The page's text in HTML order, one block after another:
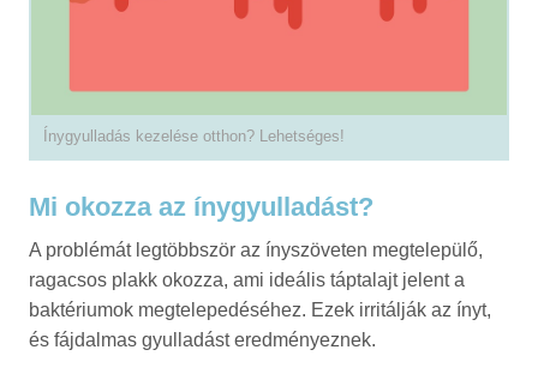
Ínygyulladás kezelése otthon? Lehetséges!
Mi okozza az ínygyulladást?
A problémát legtöbbször az ínyszöveten megtelepülő,
ragacsos plakk okozza, ami ideális táptalajt jelent a
baktériumok megtelepedéséhez. Ezek irritálják az ínyt,
és fájdalmas gyulladást eredményeznek.